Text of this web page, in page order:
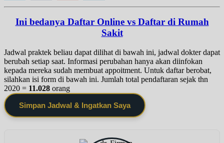
Ini bedanya Daftar Online vs Daftar di Rumah
Sakit
Jadwal praktek beliau dapat dilihat di bawah ini, jadwal dokter dapat
berubah setiap saat. Informasi perubahan hanya akan diinfokan
kepada mereka sudah membuat appoitment. Untuk daftar berobat,
silahkan isi form di bawah ini. Jumlah total pendaftaran sejak thn
2020 = 11.028 orang
Simpan Jadwal & Ingatkan Saya